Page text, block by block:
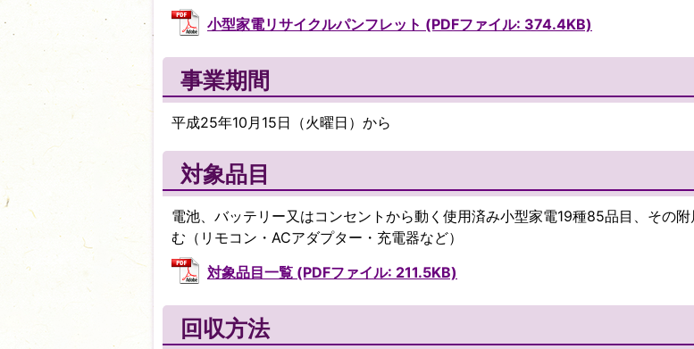
小型家電リサイクルパンフレット (PDFファイル: 374.4KB)
事業期間
平成25年10月15日（火曜日）から
対象品目
電池、バッテリー又はコンセントから動く使用済み小型家電19種85品目、その附
む（リモコン・ACアダプター・充電器など）
対象品目一覧 (PDFファイル: 211.5KB)
回収方法